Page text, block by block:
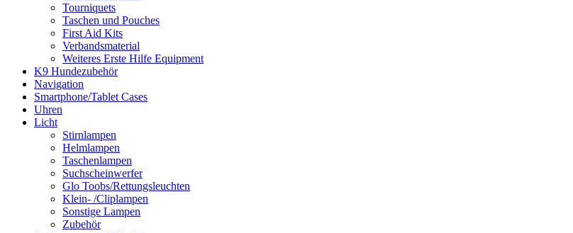
Tourniquets
Taschen und Pouches
First Aid Kits
Verbandsmaterial
Weiteres Erste Hilfe Equipment
K9 Hundezubehör
Navigation
Smartphone/Tablet Cases
Uhren
Licht
Stirnlampen
Helmlampen
Taschenlampen
Suchscheinwerfer
Glo Toobs/Rettungsleuchten
Klein- /Cliplampen
Sonstige Lampen
Zubehör